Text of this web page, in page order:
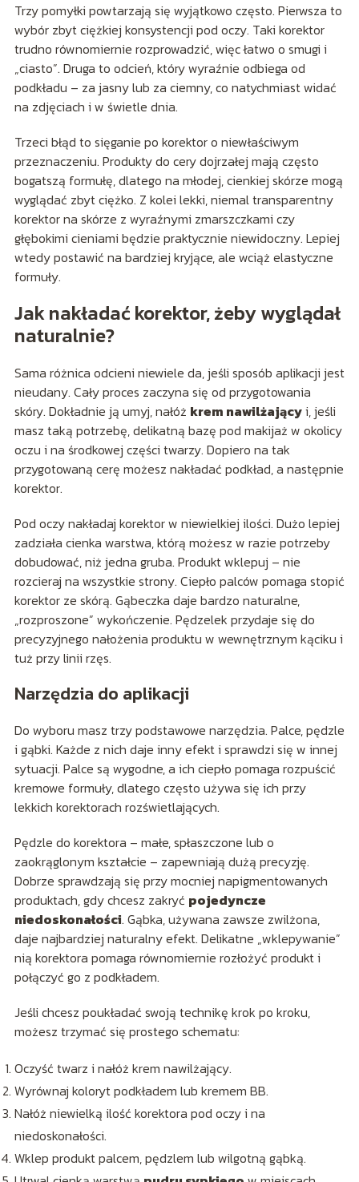
Trzy pomyłki powtarzają się wyjątkowo często. Pierwsza to
wybór zbyt ciężkiej konsystencji pod oczy. Taki korektor
trudno równomiernie rozprowadzić, więc łatwo o smugi i
„ciasto”. Druga to odcień, który wyraźnie odbiega od
podkładu – za jasny lub za ciemny, co natychmiast widać
na zdjęciach i w świetle dnia.
Trzeci błąd to sięganie po korektor o niewłaściwym
przeznaczeniu. Produkty do cery dojrzałej mają często
bogatszą formułę, dlatego na młodej, cienkiej skórze mogą
wyglądać zbyt ciężko. Z kolei lekki, niemal transparentny
korektor na skórze z wyraźnymi zmarszczkami czy
głębokimi cieniami będzie praktycznie niewidoczny. Lepiej
wtedy postawić na bardziej kryjące, ale wciąż elastyczne
formuły.
Jak nakładać korektor, żeby wyglądał
naturalnie?
Sama różnica odcieni niewiele da, jeśli sposób aplikacji jest
nieudany. Cały proces zaczyna się od przygotowania
skóry. Dokładnie ją umyj, nałóż krem nawilżającyi, jeśli
masz taką potrzebę, delikatną bazę pod makijaż w okolicy
oczu i na środkowej części twarzy. Dopiero na tak
przygotowaną cerę możesz nakładać podkład, a następnie
korektor.
Pod oczy nakładaj korektor w niewielkiej ilości. Dużo lepiej
zadziała cienka warstwa, którą możesz w razie potrzeby
dobudować, niż jedna gruba. Produkt wklepuj – nie
rozcieraj na wszystkie strony. Ciepło palców pomaga stopić
korektor ze skórą. Gąbeczka daje bardzo naturalne,
„rozproszone” wykończenie. Pędzelek przydaje się do
precyzyjnego nałożenia produktu w wewnętrznym kąciku i
tuż przy linii rzęs.
Narzędzia do aplikacji
Do wyboru masz trzy podstawowe narzędzia. Palce, pędzle
i gąbki. Każde z nich daje inny efekt i sprawdzi się w innej
sytuacji. Palce są wygodne, a ich ciepło pomaga rozpuścić
kremowe formuły, dlatego często używa się ich przy
lekkich korektorach rozświetlających.
Pędzle do korektora – małe, spłaszczone lub o
zaokrąglonym kształcie – zapewniają dużą precyzję.
Dobrze sprawdzają się przy mocniej napigmentowanych
produktach, gdy chcesz zakryć pojedyncze
niedoskonałości. Gąbka, używana zawsze zwilżona,
daje najbardziej naturalny efekt. Delikatne „wklepywanie”
nią korektora pomaga równomiernie rozłożyć produkt i
połączyć go z podkładem.
Jeśli chcesz poukładać swoją technikę krok po kroku,
możesz trzymać się prostego schematu:
Oczyść twarz i nałóż krem nawilżający.
Wyrównaj koloryt podkładem lub kremem BB.
Nałóż niewielką ilość korektora pod oczy i na
niedoskonałości.
Wklep produkt palcem, pędzlem lub wilgotną gąbką.